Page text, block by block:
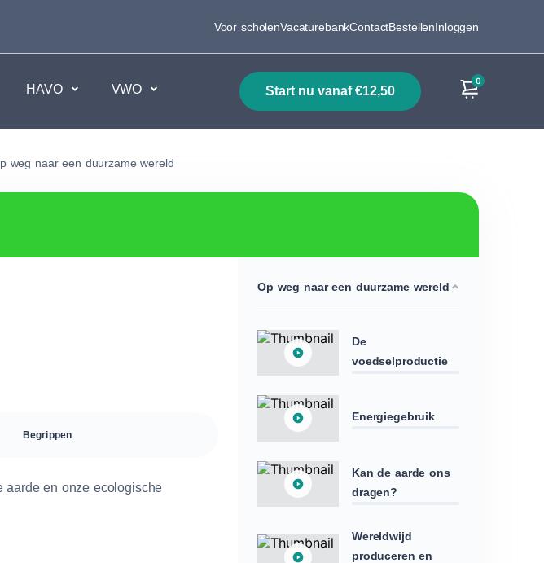
Voor scholenVacaturebankContactBestellenInloggen
HAVO VWO start nu vanaf €12,50
0
Maatschappijvakken
Geen vakken.
weg naar een duurzame wereld
Begrippen
aarde en onze ecologische
Op weg naar een duurzame wereld
De
voedselproductie
Energiegebruik
Kan de aarde ons
dragen?
Wereldwijd
produceren en